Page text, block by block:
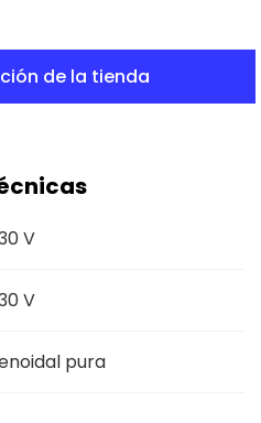
de la tienda
V
V
pura